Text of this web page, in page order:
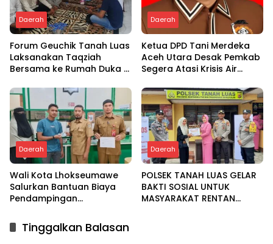
Daerah
Forum Geuchik Tanah Luas
Laksanakan Taqziah
Bersama ke Rumah Duka di
Daerah
Ketua DPD Tani Merdeka
Aceh Utara Desak Pemkab
Segera Atasi Krisis Air
Daerah
Wali Kota Lhokseumawe
Salurkan Bantuan Biaya
Pendampingan
Mal
Daerah
POLSEK TANAH LUAS GELAR
BAKTI SOSIAL UNTUK
MASYARAKAT RENTAN
Tinggalkan Balasan